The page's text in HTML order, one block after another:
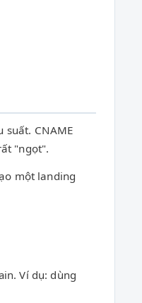
CNAME
"ngọt".
một landing
Ví dụ: dùng